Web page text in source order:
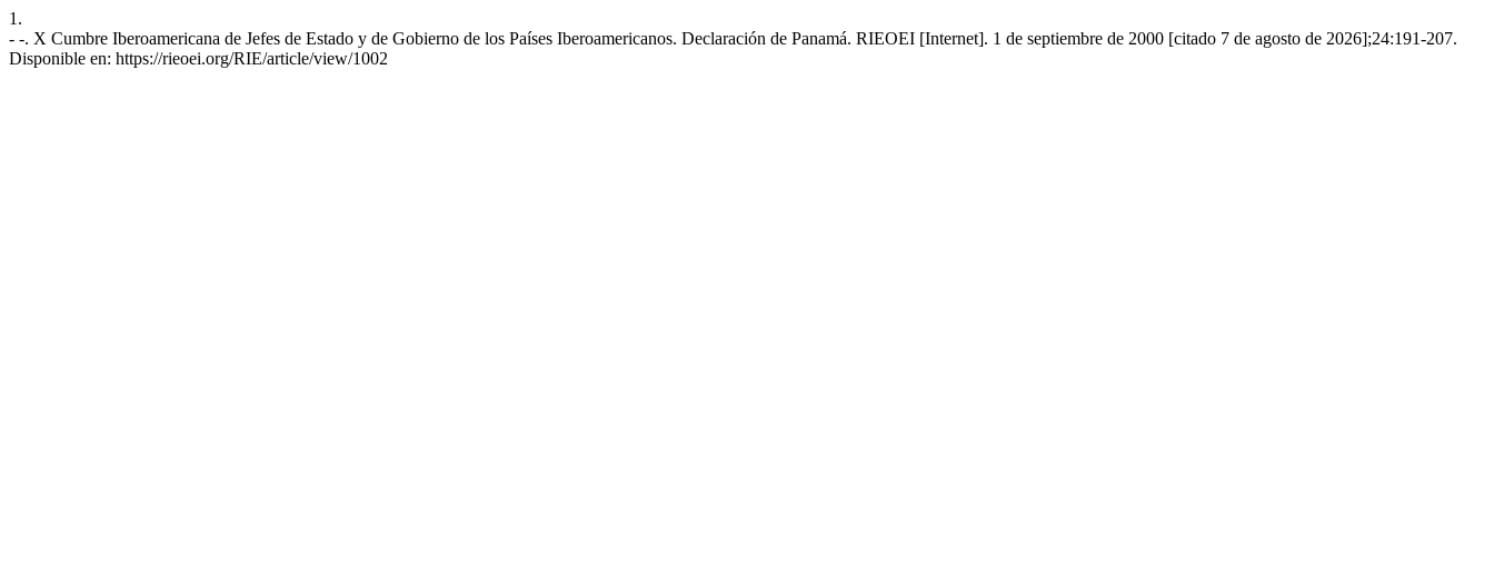
1.
- -. X Cumbre Iberoamericana de Jefes de Estado y de Gobierno de los Países Iberoamericanos. Declaración de Panamá. RIEOEI [Internet]. 1 de septiembre de 2000 [citado 7 de agosto de 2026];24:191-207.
Disponible en: https://rieoei.org/RIE/article/view/1002